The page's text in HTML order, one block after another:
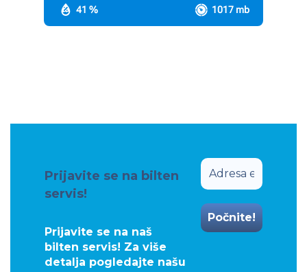
41 % 1017 mb
Prijavite se na bilten
servis!
Prijavite se na naš
bilten servis! Za više
detalja pogledajte našu